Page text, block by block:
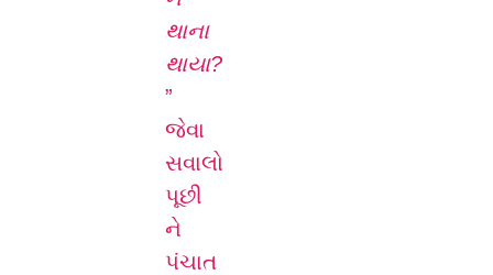
થાના
થાયા?
”
જેવા
સવાલો
પૂછી
ને
પંચાત